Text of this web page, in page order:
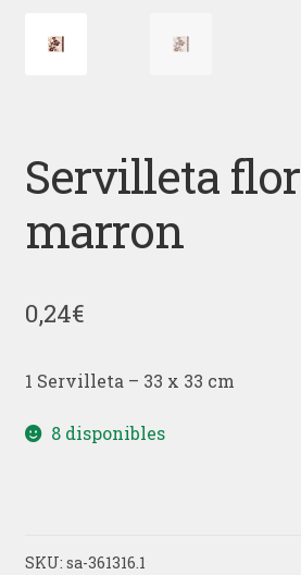
Servilleta flor
marron
0,24€
1 Servilleta – 33 x 33 cm
8 disponibles
SKU: sa-361316.1